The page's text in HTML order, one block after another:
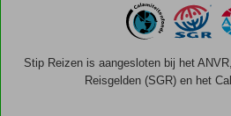
Stip Reizen is aangesloten bij het
Reisgelden (SGR) en het